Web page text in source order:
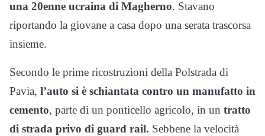
una 20enne ucraina di Magherno. Stavano
riportando la giovane a casa dopo una serata trascorsa
insieme.
Secondo le prime ricostruzioni della Polstrada di
Pavia, l’auto si è schiantata contro un manufatto in
cemento, parte di un ponticello agricolo, in un tratto
di strada privo di guard rail. Sebbene la velocità